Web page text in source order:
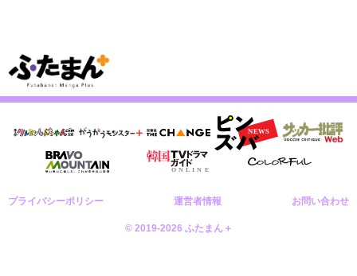
プライバシーポリシー 運営者情報 お問い合わせ
© 2019-2026 ふたまん＋